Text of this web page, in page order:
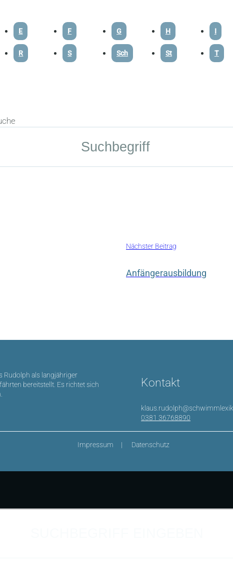
E F G H I
R S Sch St T
Nächster Beitrag
Anfängerausbildung
Rudolph als langjähriger
bereitstellt. Es richtet sich
Kontakt
0381 36768890
Impressum Datenschutz